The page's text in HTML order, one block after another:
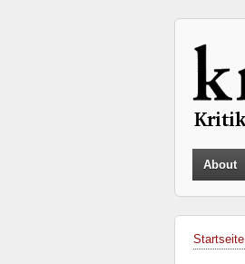
About
Startseite